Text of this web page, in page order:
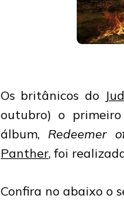
Os britânicos do
outubro) o
álbum, Redeemer
Panther, foi
Confira no abaixo o